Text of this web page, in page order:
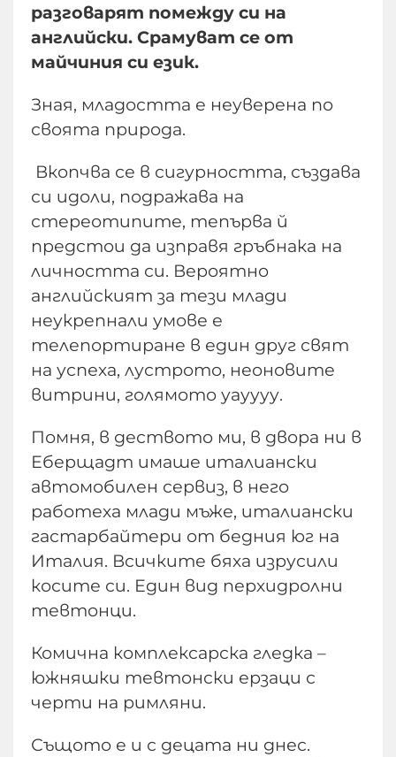
разговарят помежду си на
английски. Срамуват се от
майчиния си език.
Зная, младостта е неуверена по
своята природа.
Вкопчва се в сигурността, създава
си идоли, подражава на
стереотипите, тепърва й
предстои да изправя гръбнака на
личността си. Вероятно
английският за тези млади
неукрепнали умове е
телепортиране в един друг свят
на успеха, лустрото, неоновите
витрини, голямото уауууу.
Помня, в деството ми, в двора ни в
Еберщадт имаше италиански
автомобилен сервиз, в него
работеха млади мъже, италиански
гастарбайтери от бедния юг на
Италия. Всичките бяха изрусили
косите си. Един вид перхидролни
тевтонци.
Комична комплексарска гледка –
южняшки тевтонски ерзаци с
черти на римляни.
Същото е и с децата ни днес.